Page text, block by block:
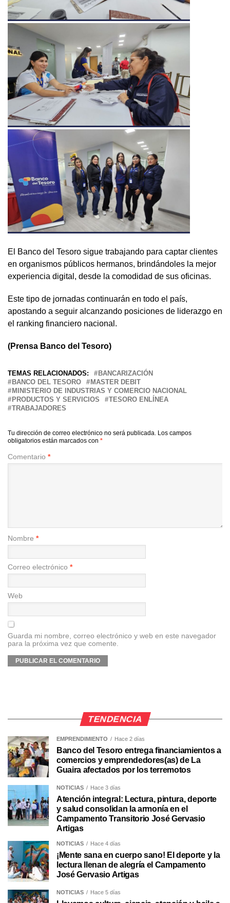
El Banco del Tesoro sigue trabajando para captar clientes
en organismos públicos hermanos, brindándoles la mejor
experiencia digital, desde la comodidad de sus oficinas.
Este tipo de jornadas continuarán en todo el país,
apostando a seguir alcanzando posiciones de liderazgo en
el ranking financiero nacional.
(Prensa Banco del Tesoro)
TEMAS RELACIONADOS:
BANCARIZACIÓN
BANCO DEL TESORO
MASTER DEBIT
MINISTERIO DE INDUSTRIAS Y COMERCIO NACIONAL
PRODUCTOS Y SERVICIOS
TESORO ENLÍNEA
TRABAJADORES
Tu dirección de correo electrónico no será publicada. Los campos
obligatorios están marcados con *
Comentario *
Nombre *
Correo electrónico *
Web
Guarda mi nombre, correo electrónico y web en este navegador
para la próxima vez que comente.
TENDENCIA
EMPRENDIMIENTO Hace 2 días
Banco del Tesoro entrega financiamientos a
comercios y emprendedores(as) de La
Guaira afectados por los terremotos
NOTICIAS Hace 3 días
Atención integral: Lectura, pintura, deporte
y salud consolidan la armonía en el
Campamento Transitorio José Gervasio
Artigas
NOTICIAS Hace 4 días
¡Mente sana en cuerpo sano! El deporte y la
lectura llenan de alegría el Campamento
José Gervasio Artigas
NOTICIAS Hace 5 días